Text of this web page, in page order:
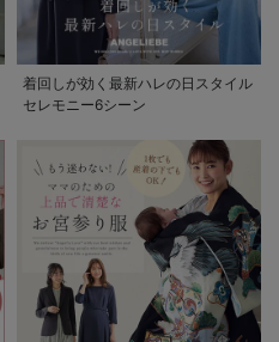
着回しが効く最新ハレの日スタイル
セレモニー6シーン